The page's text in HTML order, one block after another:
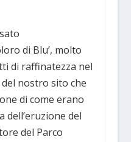
di Blu’, molto
di raffinatezza nel
nostro sito che
di come erano
dell’eruzione del
del Parco